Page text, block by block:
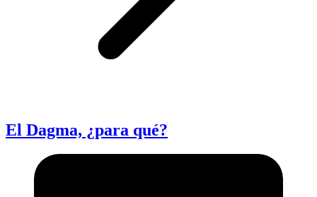
El Dagma, ¿para qué?